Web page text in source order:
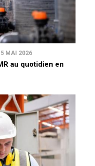
MAI 2026
au quotidien en